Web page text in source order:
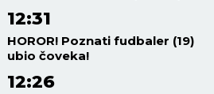
12:31
HOROR! Poznati fudbaler (19)
ubio čoveka!
12:26